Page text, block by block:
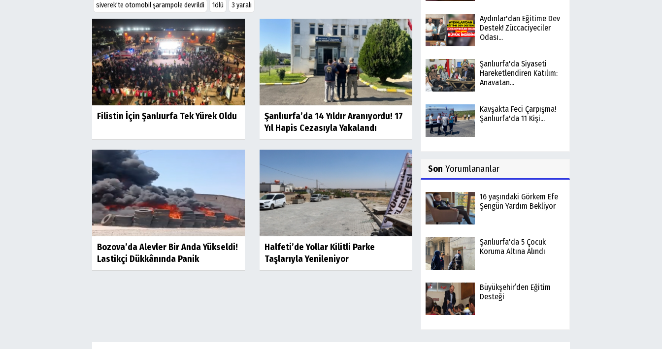
siverek’te otomobil şarampole devrildi 1ölü 3 yaralı
Filistin İçin Şanlıurfa Tek Yürek Oldu
Şanlıurfa’da 14 Yıldır Aranıyordu! 17
Yıl Hapis Cezasıyla Yakalandı
Bozova’da Alevler Bir Anda Yükseldi!
Lastikçi Dükkânında Panik
Halfeti’de Yollar Kilitli Parke
Taşlarıyla Yenileniyor
Aydınlar'dan Eğitime Dev
Destek! Züccaciyeciler
Odası...
Şanlıurfa'da Siyaseti
Hareketlendiren Katılım:
Anavatan...
Kavşakta Feci Çarpışma!
Şanlıurfa'da 11 Kişi...
Son Yorumlananlar
16 yaşındaki Görkem Efe
Şengün Yardım Bekliyor
Şanlıurfa'da 5 Çocuk
Koruma Altına Alındı
Büyükşehir’den Eğitim
Desteği